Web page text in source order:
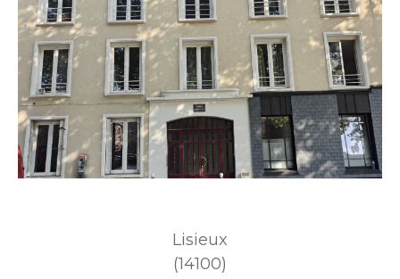
Lisieux
(14100)